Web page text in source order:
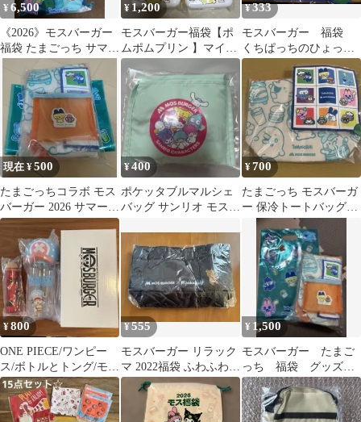
¥6,500
《2026》モスバーガー
福袋 たまごっち サマー
ラッキーバッグ グッズ
セット
¥1,200
モスバーガー福袋【ポ
ムポムプリン 】マイボ
トル１ おにぎらずケ
ース２ミニタオル２
¥333
モスバーガー 福袋
くちぱっちのひょっこ
りワッペンタオル
現在 ¥500
たまごっちコラボ モス
バーガー 2026 サマーラ
ッキーバッグ
¥400
ポケッタブルマルシェ
バッグ サンリオ モスバ
¥700
たまごっち モスバーガ
ー 保冷トートバッグ＆
タオル 2026 福袋
¥800
ONE PIECE/ワンピー
ス/ボトルとトング/モス
バーガー福袋
¥555
モスバーガー リラック
マ 2022福袋 ふわふわト
ートバッグ
¥ 1,500
モスバーガー たまご
っち 福袋 グッズの
み 2026